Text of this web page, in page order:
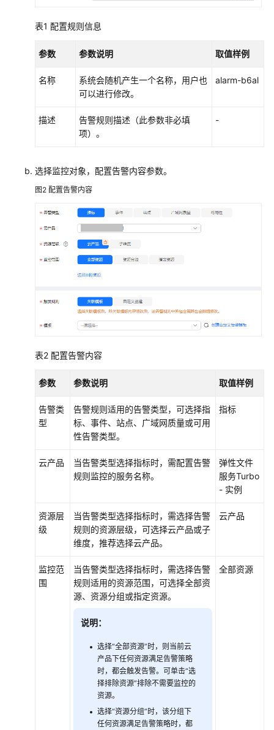
理
SFS
文
统
置
名
的
务
据
移
数
据
Turbo
文
统
与
表1 配置规则信息
参数 参数说明 取值样例
名称
系统会随机产生一个名称，用户也
可以进行修改。
alarm-b6al
描述
告警规则描述（此参数非必填
项）。
-
选择监控对象，配置告警内容参数。
图2 配置告警内容
表2 配置告警内容
参数 参数说明 取值样例
告警类
型
告警规则适用的告警类型，可选择指
标、事件、站点、广域网质量或可用
性告警类型。
指标
云产品
当告警类型选择指标时，需配置告警
规则监控的服务名称。
弹性文件
服务Turbo
- 实例
资源层
级
当告警类型选择指标时，需选择告警
规则的资源层级，可选择云产品或子
维度，推荐选择云产品。
云产品
监控范
围
当告警类型选择指标时，需选择告警
规则适用的资源范围，可选择全部资
源、资源分组或指定资源。
说明：
选择“全部资源”时，则当前云
产品下任何资源满足告警策略
时，都会触发告警。可单击“选
择排除资源”排除不需要监控的
资源。
选择“资源分组”时，该分组下
任何资源满足告警策略时，都
全部资源